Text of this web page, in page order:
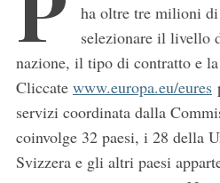
ha oltre tre milioni
selezionare il livello
nazione, il tipo di contratto e
Cliccate www.europa.eu/eures
servizi coordinata dalla
coinvolge 32 paesi, i 28 della
Svizzera e gli altri paesi